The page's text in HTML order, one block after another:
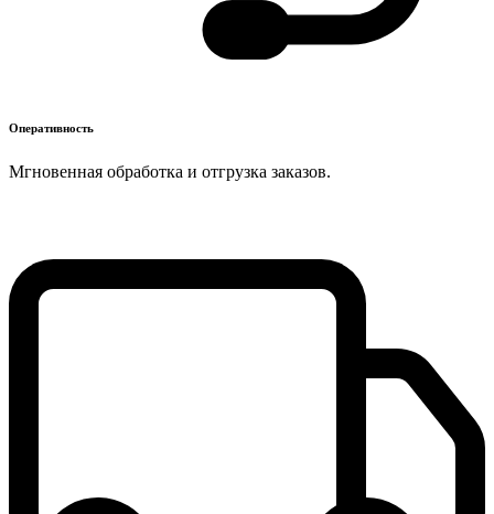
Оперативность
Мгновенная обработка и отгрузка заказов.